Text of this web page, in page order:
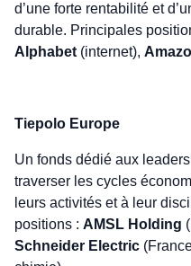
d’une forte rentabilité et
durable. Principales
Alphabet (internet),
Tiepolo Europe
Un fonds dédié aux
traverser les cycles
leurs activités et à leur
positions : AMSL Holding
Schneider Electric